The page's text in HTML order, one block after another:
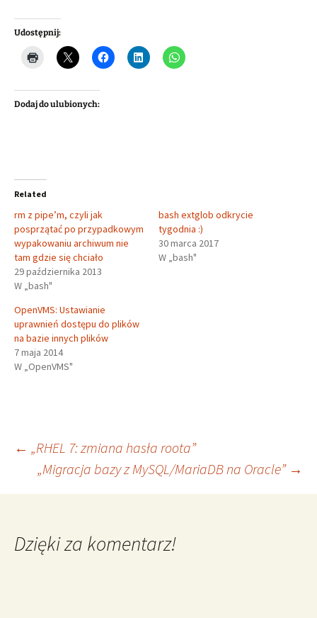
Udostępnij:
Dodaj do ulubionych:
Related
rm z pipe’m, czyli jak
posprzątać po przypadkowym
wypakowaniu archiwum nie
tam gdzie się chciało
29 października 2013
W „bash"
bash extglob odkrycie
tygodnia :)
30 marca 2017
W „bash"
OpenVMS: Ustawianie
uprawnień dostępu do plików
na bazie innych plików
7 maja 2014
W „OpenVMS"
Nawigacja
wpisu
← „RHEL 7: zmiana hasła roota”
„Migracja bazy z MySQL/MariaDB na Oracle” →
Dzięki za komentarz!